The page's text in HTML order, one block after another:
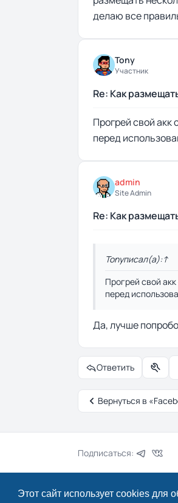
Этот сайт использует cookies для
делаю все
Tony
Участник
Re: Как
Прогрей свой
перед
admin
Site Admin
Re: Как
Tonyписал(а):↑
Прогрей свой
перед
Да, лучше
Ответить
Вернуться в
Подписаться:
© 2024–2026 Drcpa.ru